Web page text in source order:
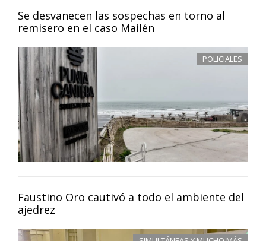
Se desvanecen las sospechas en torno al
remisero en el caso Mailén
POLICIALES
Faustino Oro cautivó a todo el ambiente del
ajedrez